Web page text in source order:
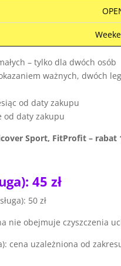
– tylko dla dwóch osób
ważnych, dwóch
od daty zakupu
od daty zakupu
Sport, FitProfit – rabat
45 zł
50 zł
nie obejmuje czyszczenia
cena uzależniona od